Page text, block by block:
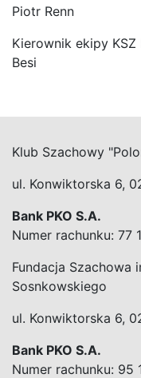
Piotr Renn
Kierownik ekipy
Besi
Klub Szachowy
ul. Konwiktorska 6,
Bank PKO S.A.
Numer rachunku: 77
Fundacja Szachowa
Sosnkowskiego
ul. Konwiktorska 6,
Bank PKO S.A.
Numer rachunku: 95